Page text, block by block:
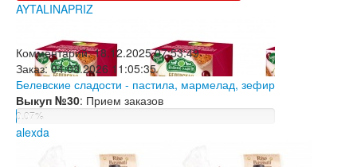
AYTALINAPRIZ
Комментарий:18.12.2025 07:53:49
Заказ:04.03.2026 11:05:35
Белевские сладости - пастила, мармелад, зефир
Выкуп №30: Прием заказов
0.07%
alexda